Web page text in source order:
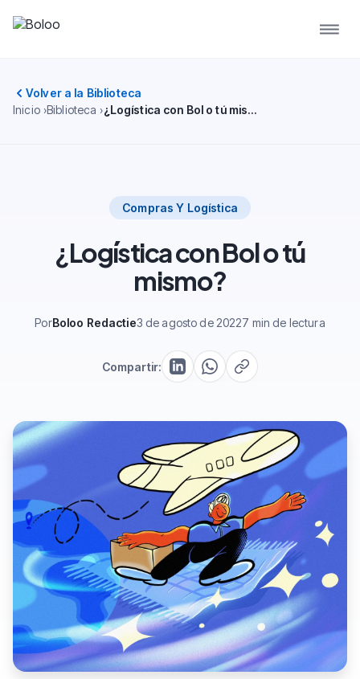
Volver a la Biblioteca
Inicio Biblioteca ¿Logística con Bol o tú mismo?
Compras Y Logística
¿Logística con Bol o tú
mismo?
PorBoloo Redactie3 de agosto de 20227 min de lectura
Compartir: